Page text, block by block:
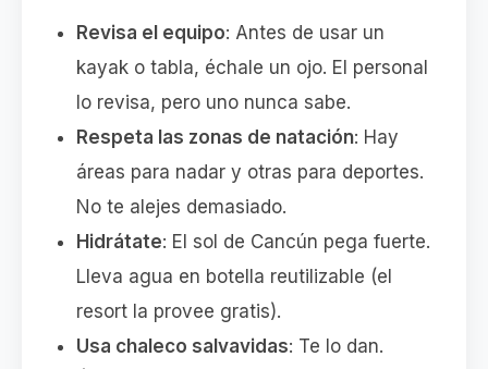
Revisa el equipo: Antes de usar un
kayak o tabla, échale un ojo. El personal
lo revisa, pero uno nunca sabe.
Respeta las zonas de natación: Hay
áreas para nadar y otras para deportes.
No te alejes demasiado.
Hidrátate: El sol de Cancún pega fuerte.
Lleva agua en botella reutilizable (el
resort la provee gratis).
Usa chaleco salvavidas: Te lo dan.